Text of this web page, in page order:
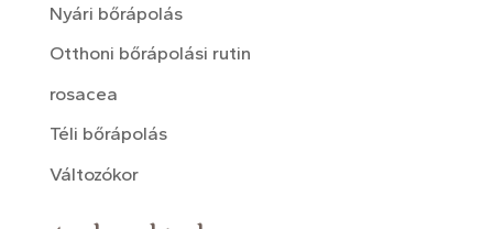
Nyári bőrápolás
Otthoni bőrápolási rutin
rosacea
Téli bőrápolás
Változókor